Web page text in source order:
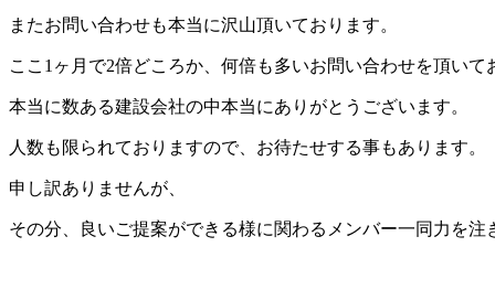
またお問い合わせも本当に沢山頂いております。
ここ1ヶ月で2倍どころか、何倍も多いお問い合わせを頂いて
本当に数ある建設会社の中本当にありがとうございます。
人数も限られておりますので、お待たせする事もあります。
申し訳ありませんが、
その分、良いご提案ができる様に関わるメンバー一同力を注